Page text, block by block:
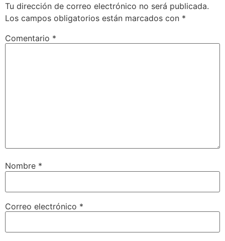
Tu dirección de correo electrónico no será publicada.
Los campos obligatorios están marcados con *
Comentario *
Nombre *
Correo electrónico *